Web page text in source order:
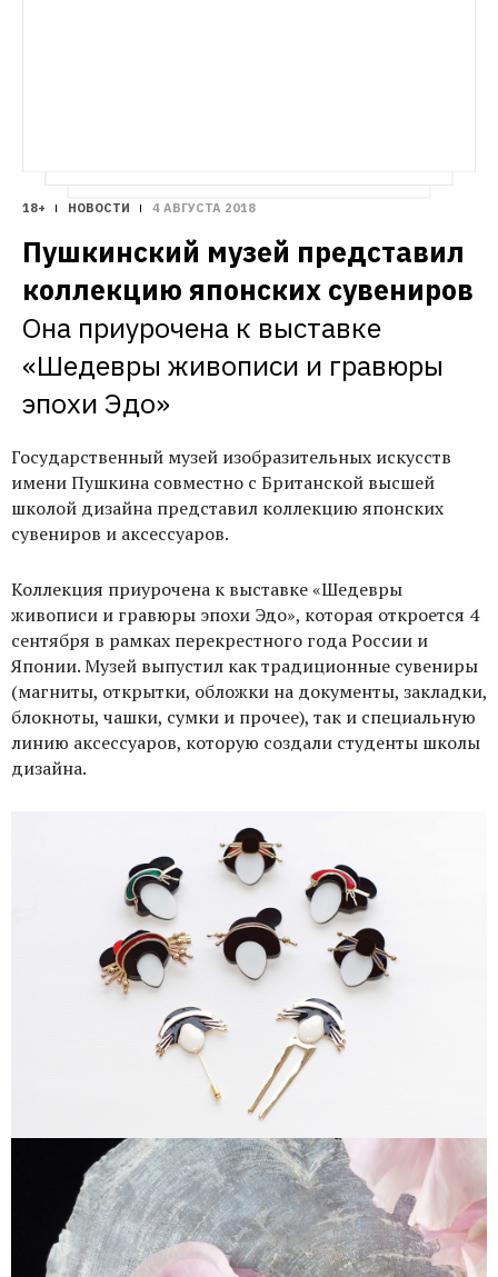
18+ НОВОСТИ 4 АВГУСТА 2018
Пушкинский музей представил
коллекцию японских сувениров
Она приурочена к выставке
«Шедевры живописи и гравюры
эпохи Эдо»
Государственный музей изобразительных искусств
имени Пушкина совместно с Британской высшей
школой дизайна представил коллекцию японских
сувениров и аксессуаров.
Коллекция приурочена к выставке «Шедевры
живописи и гравюры эпохи Эдо», которая откроется 4
сентября в рамках перекрестного года России и
Японии. Музей выпустил как традиционные сувениры
(магниты, открытки, обложки на документы, закладки,
блокноты, чашки, сумки и прочее), так и специальную
линию аксессуаров, которую создали студенты школы
дизайна.